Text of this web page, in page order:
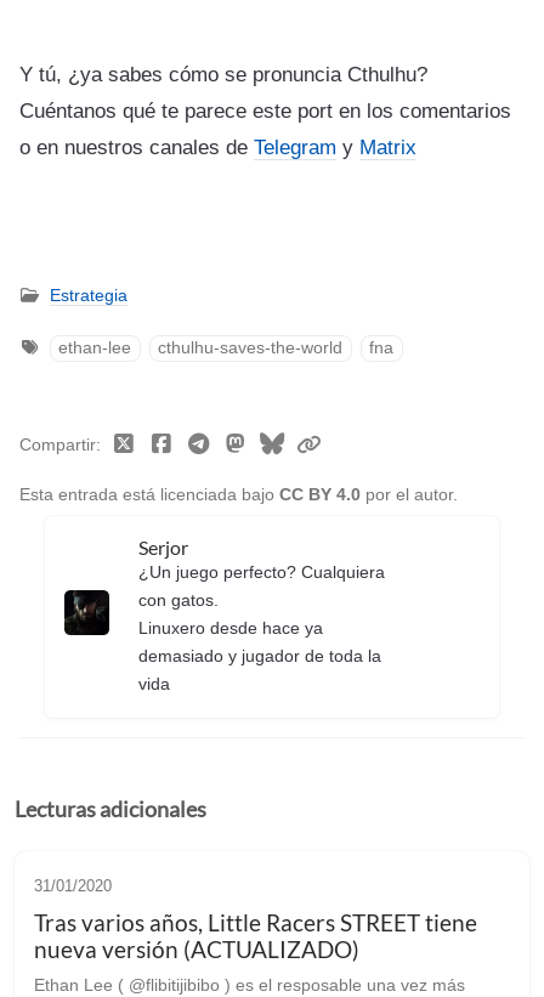
Y tú, ¿ya sabes cómo se pronuncia Cthulhu?
Cuéntanos qué te parece este port en los comentarios
o en nuestros canales de Telegram y Matrix
Estrategia
ethan-lee cthulhu-saves-the-world fna
Esta entrada está licenciada bajo CC BY 4.0 por el autor.
Compartir
Serjor
¿Un juego perfecto? Cualquiera
con gatos.
Linuxero desde hace ya
demasiado y jugador de toda la
vida
Lecturas adicionales
31/01/2020
Tras varios años, Little Racers STREET tiene
nueva versión (ACTUALIZADO)
Ethan Lee ( @flibitijibibo ) es el resposable una vez más